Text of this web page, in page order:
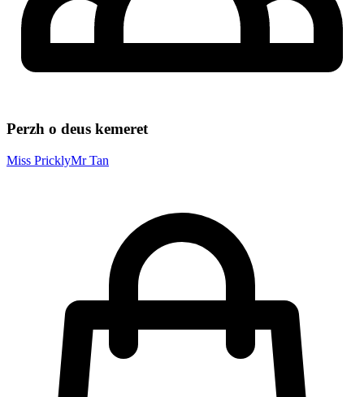
Perzh o deus kemeret
Miss PricklyMr Tan